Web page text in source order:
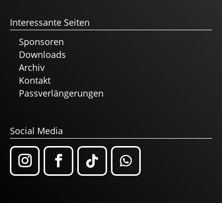
Interessante Seiten
Sponsoren
Downloads
Archiv
Kontakt
Passverlängerungen
Social Media